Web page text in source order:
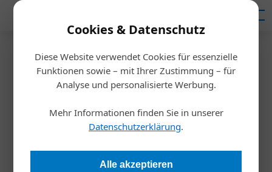
Cookies & Datenschutz
Diese Website verwendet Cookies für essenzielle
Funktionen sowie – mit Ihrer Zustimmung – für
Analyse und personalisierte Werbung.
Mehr Informationen finden Sie in unserer
Datenschutzerklärung.
Alle akzeptieren
Artikel von Lukas Leist
Persönlichkeiten
Herausforderung „hybride Teams führen“